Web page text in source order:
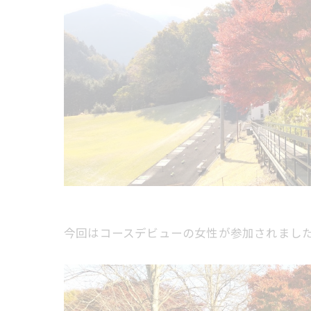
今回はコースデビューの女性が参加されまし